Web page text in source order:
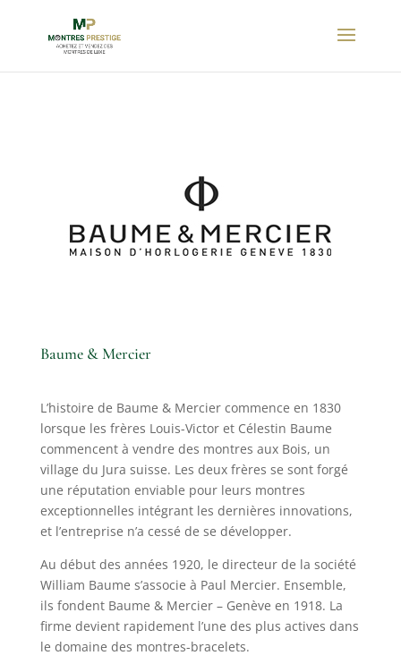
Baume & Mercier
L’histoire de Baume & Mercier commence en 1830
lorsque les frères Louis-Victor et Célestin Baume
commencent à vendre des montres aux Bois, un
village du Jura suisse. Les deux frères se sont forgé
une réputation enviable pour leurs montres
exceptionnelles intégrant les dernières innovations,
et l’entreprise n’a cessé de se développer.
Au début des années 1920, le directeur de la société
William Baume s’associe à Paul Mercier. Ensemble,
ils fondent Baume & Mercier – Genève en 1918. La
firme devient rapidement l’une des plus actives dans
le domaine des montres-bracelets.